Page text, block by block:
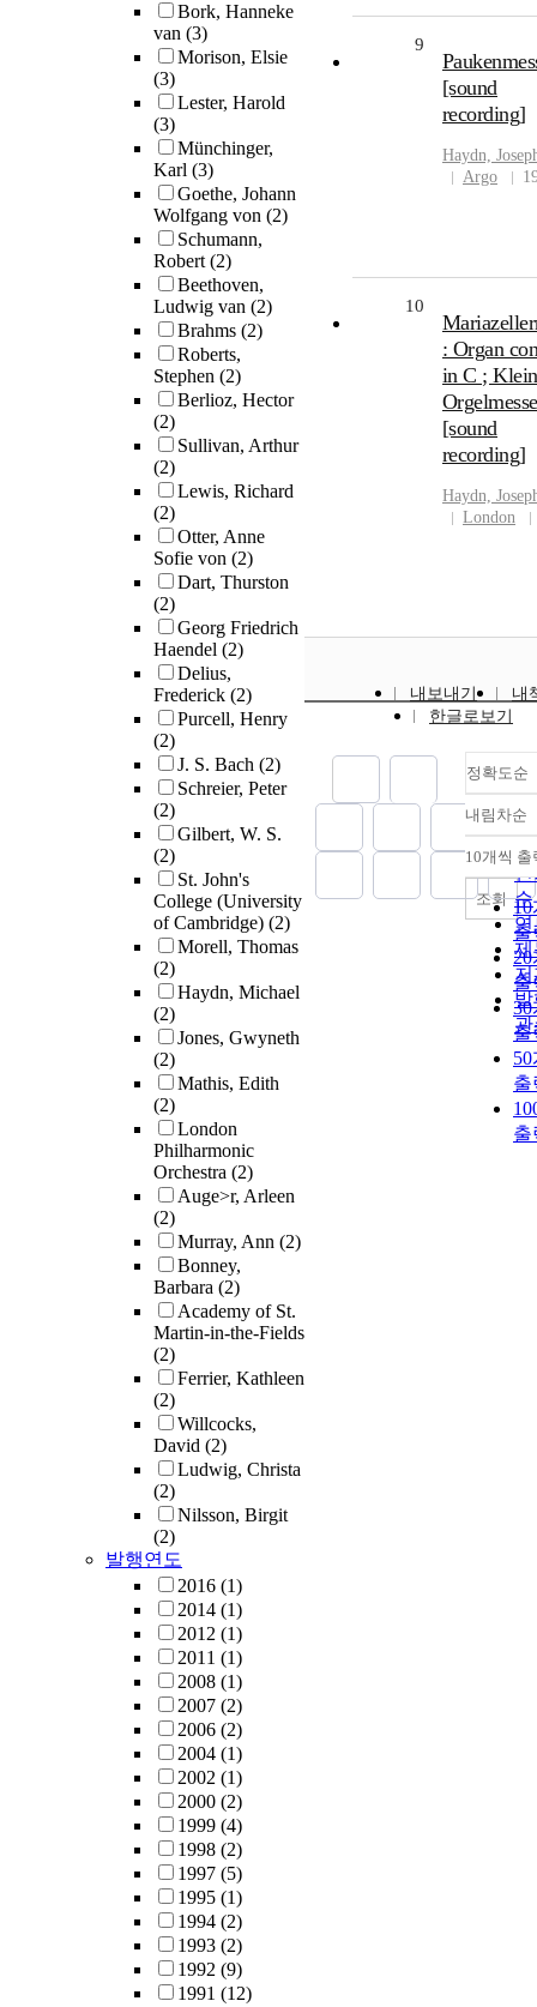
Bork, Hanneke
van (3)
Morison, Elsie
(3)
Lester, Harold
(3)
Münchinger,
Karl (3)
Goethe, Johann
Wolfgang von (2)
Schumann,
Robert(2)
Beethoven,
Ludwig van (2)
Brahms (2)
Roberts,
Stephen (2)
Berlioz, Hector
(2)
Sullivan, Arthur
(2)
Lewis, Richard
(2)
Otter, Anne
Sofie von (2)
Dart, Thurston
(2)
Georg Friedrich
Haendel (2)
Delius,
Frederick (2)
Purcell, Henry
(2)
J. S. Bach (2)
Schreier, Peter
(2)
Gilbert, W. S.
(2)
St. John's
College (University
of Cambridge) (2)
Morell, Thomas
(2)
Haydn, Michael
(2)
Jones, Gwyneth
(2)
Mathis, Edith
(2)
London
Philharmonic
Orchestra (2)
Auge>r, Arleen
(2)
Murray, Ann (2)
Bonney,
Barbara (2)
Academy of St.
Martin-in-the-Fields
(2)
Ferrier, Kathleen
(2)
Willcocks,
David (2)
Ludwig, Christa
(2)
Nilsson, Birgit
(2)
발행연도
2016 (1)
2014 (1)
2012 (1)
2011 (1)
2008 (1)
2007 (2)
2006 (2)
2004 (1)
2002 (1)
2000 (2)
1999 (4)
1998 (2)
1997 (5)
1995 (1)
1994 (2)
1993 (2)
1992 (9)
1991 (12)
9
[sound
recording]
Haydn,
Argo
10
: Organ
in C ;
Orgelmesse
[sound
recording]
Haydn,
London
내보내기
내
한글로보기
정확도순
정
순
인
순
연
제
발
내림차순
10개씩 출
출
20
출
30
출
출
출
조회